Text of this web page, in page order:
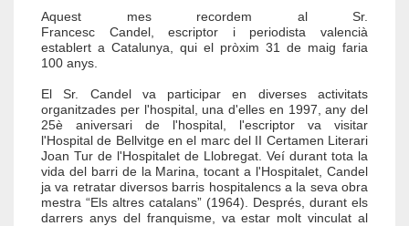
Aquest mes recordem al Sr.
Francesc Candel, escriptor i periodista valencià
establert a Catalunya, qui el pròxim 31 de maig faria
100 anys.
El Sr. Candel va participar en diverses activitats
organitzades per l'hospital, una d'elles en 1997, any del
25è aniversari de l'hospital, l'escriptor va visitar
l'Hospital de Bellvitge en el marc del II Certamen Literari
Joan Tur de l'Hospitalet de Llobregat. Veí durant tota la
vida del barri de la Marina, tocant a l'Hospitalet, Candel
ja va retratar diversos barris hospitalencs a la seva obra
mestra “Els altres catalans” (1964). Després, durant els
darrers anys del franquisme, va estar molt vinculat al